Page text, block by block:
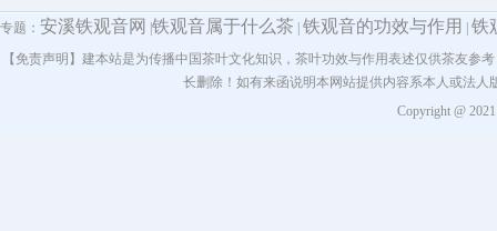
专题： 安溪铁观音网 铁观音属于什么茶 铁观音的功效与作用 铁
【免责声明】建本站是为传播中国茶叶文化知识，茶叶功效与作用表述仅供茶友
长删除！如有来函说明本网站提供内容系本人或法
Copyright @